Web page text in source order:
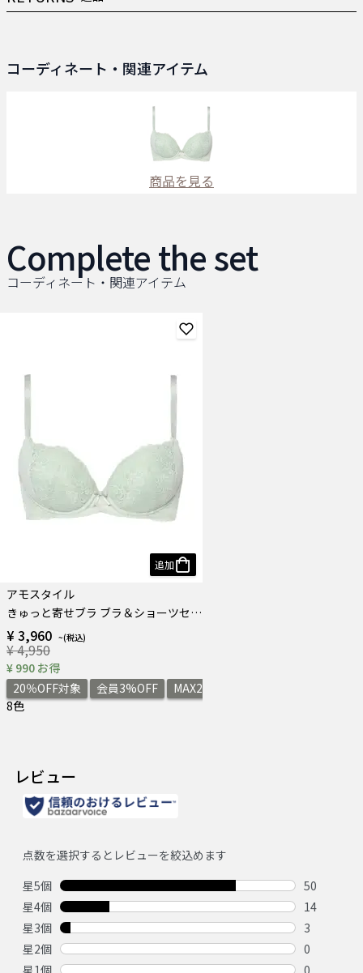
コーディネート・関連アイテム
商品を見る
Complete the set
コーディネート・関連アイテム
追加
アモスタイル
きゅっと寄せブラ ブラ＆ショーツセット デイジーレース
¥ 3,960
¥ 4,950
¥ 990 お得
20％OFF対象
会員3%OFF
MAX2,000円OFF
8色